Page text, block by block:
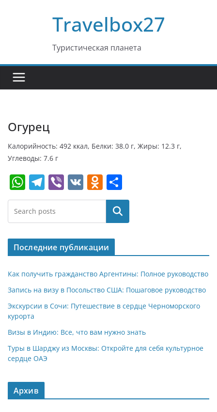
Travelbox27
Туристическая планета
Огурец
Калорийность: 492 ккал, Белки: 38.0 г, Жиры: 12.3 г,
Углеводы: 7.6 г
W
h
at
s
A
p
p
T
el
e
gr
a
m
Vi
b
V
K
O
d
o
kl
a
ss
ni
ki
т
п
р
в
и
т
ь
Поиск
Последние публикации
Как получить гражданство Аргентины: Полное руководство
Запись на визу в Посольство США: Пошаговое руководство
Экскурсии в Сочи: Путешествие в сердце Черноморского
курорта
Визы в Индию: Все, что вам нужно знать
Туры в Шарджу из Москвы: Откройте для себя культурное
сердце ОАЭ
Архив